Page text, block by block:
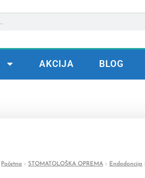
AKCIJA BLOG
Početna STOMATOLOŠKA OPREMA Endodoncija